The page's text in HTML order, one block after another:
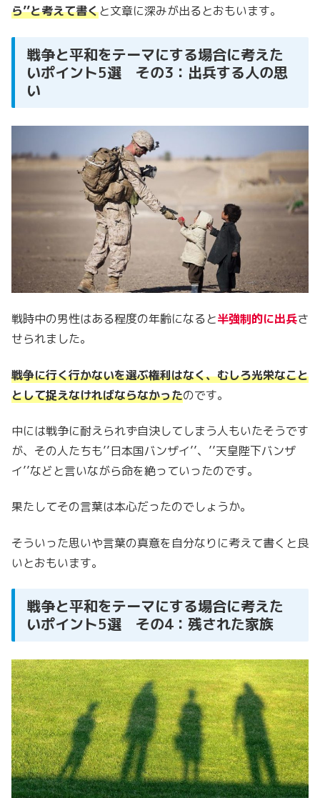
ら’’と考えて書くと文章に深みが出るとおもいます。
戦争と平和をテーマにする場合に考えた
いポイント5選 その3：出兵する人の思
い
戦時中の男性はある程度の年齢になると半強制的に出兵さ
せられました。
戦争に行く行かないを選ぶ権利はなく、むしろ光栄なこと
として捉えなければならなかったのです。
中には戦争に耐えられず自決してしまう人もいたそうです
が、その人たちも’’日本国バンザイ’’、’’天皇陛下バンザ
イ’’などと言いながら命を絶っていったのです。
果たしてその言葉は本心だったのでしょうか。
そういった思いや言葉の真意を自分なりに考えて書くと良
いとおもいます。
戦争と平和をテーマにする場合に考えた
いポイント5選 その4：残された家族